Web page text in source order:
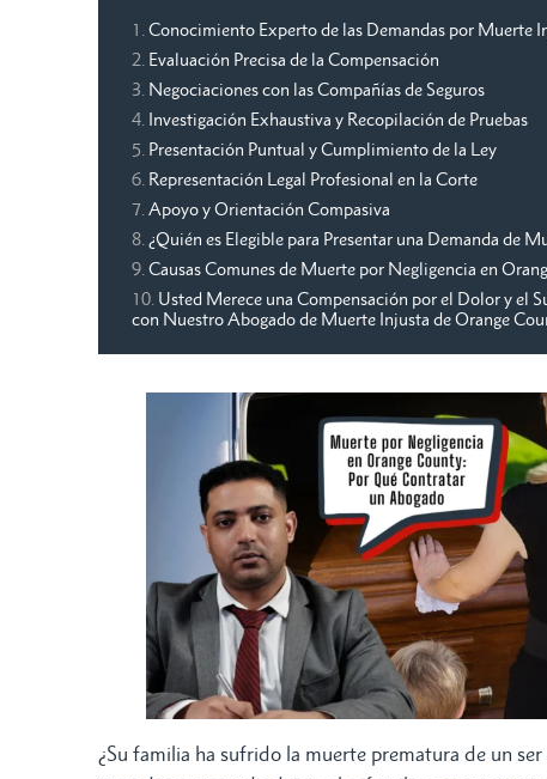
Conocimiento Experto de las Demandas por Muerte
Evaluación Precisa de la Compensación
Negociaciones con las Compañías de Seguros
Investigación Exhaustiva y Recopilación de Pruebas
Presentación Puntual y Cumplimiento de la Ley
Representación Legal Profesional en la Corte
Apoyo y Orientación Compasiva
¿Quién es Elegible para Presentar una Demanda de
Causas Comunes de Muerte por Negligencia en
Usted Merece una Compensación por el Dolor y el
con Nuestro Abogado de Muerte Injusta de Orange
¿Su familia ha sufrido la muerte prematura de un